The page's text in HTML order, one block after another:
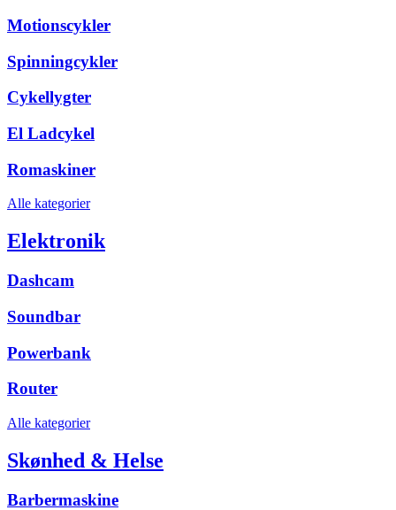
Motionscykler
Spinningcykler
Cykellygter
El Ladcykel
Romaskiner
Alle kategorier
Elektronik
Dashcam
Soundbar
Powerbank
Router
Alle kategorier
Skønhed & Helse
Barbermaskine